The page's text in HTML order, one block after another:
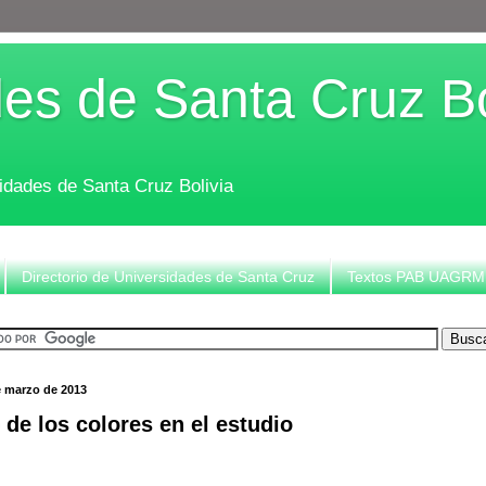
de Santa Cruz
de Santa Cruz Bolivia
Directorio de Universidades de Santa Cruz Textos PAB UAGRM
marzo de 2013
de los colores en el estudio